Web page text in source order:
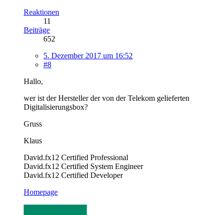
Reaktionen
11
Beiträge
652
5. Dezember 2017 um 16:52
#8
Hallo,
wer ist der Hersteller der von der Telekom gelieferten
Digitalisierungsbox?
Gruss
Klaus
David.fx12 Certified Professional
David.fx12 Certified System Engineer
David.fx12 Certified Developer
Homepage